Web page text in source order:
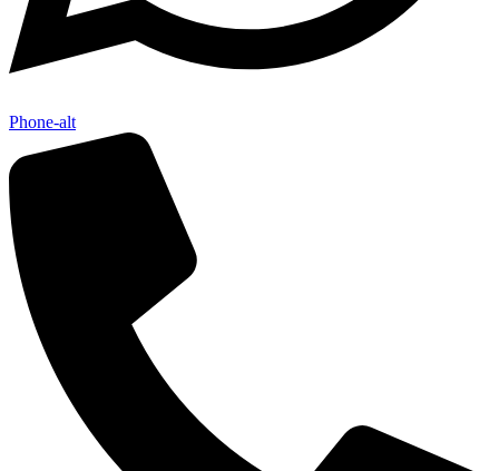
Phone-alt